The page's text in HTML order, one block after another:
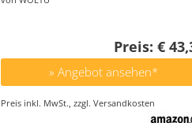
Schwarz, 60x60x91cmPreis: €
» Angebot ansehen*
Preis inkl. MwSt., zzgl. Versandkosten